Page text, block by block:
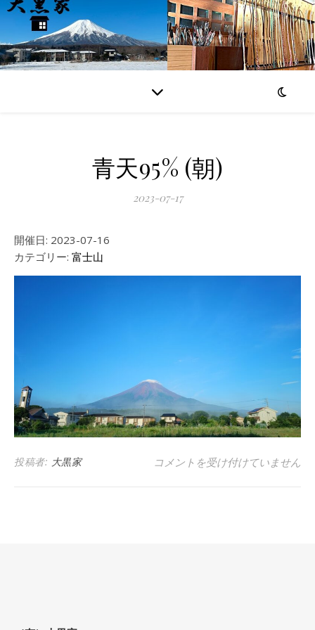
青天95% (朝)
2023-07-17
開催日: 2023-07-16
カテゴリー: 富士山
投稿者: 大黒家 青天95% (朝) は
コメントを受け付けていません